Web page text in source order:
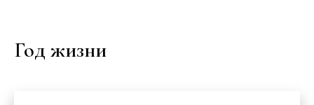
Год жизни